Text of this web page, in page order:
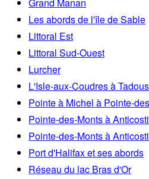
Grand Manan
Les abords de l'île de Sable
Littoral Est
Littoral Sud-Ouest
Lurcher
L'Isle-aux-Coudres à
Pointe à Michel à Pointe-
Pointe-des-Monts à
Pointe-des-Monts à
Port d'Halifax et ses abords
Réseau du lac Bras d'Or